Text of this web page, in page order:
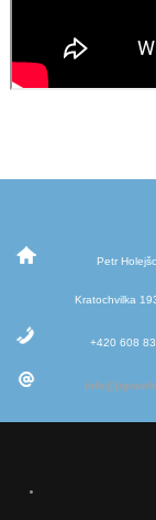
Petr
Kratochvilka
+420 608